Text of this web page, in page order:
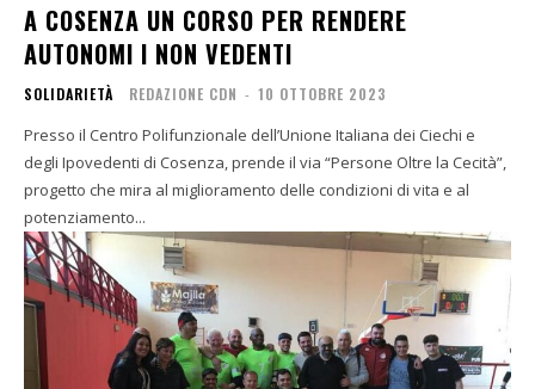
A COSENZA UN CORSO PER RENDERE
AUTONOMI I NON VEDENTI
SOLIDARIETÀ REDAZIONE CDN - 10 OTTOBRE 2023
Presso il Centro Polifunzionale dell’Unione Italiana dei Ciechi e
degli Ipovedenti di Cosenza, prende il via “Persone Oltre la Cecità”,
progetto che mira al miglioramento delle condizioni di vita e al
potenziamento...